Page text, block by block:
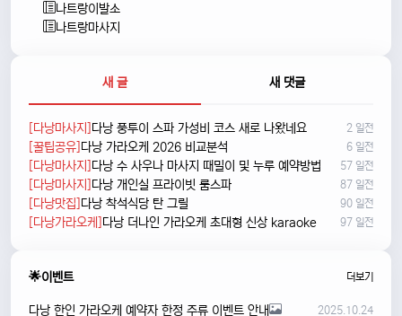
나트랑이발소
나트랑마사지
새 글 새 댓글
[다낭마사지]다낭 풍투이 스파 가성비 코스 새로 나왔네요 2 일전
[꿀팁공유]다낭 가라오케 2026 비교분석 6 일전
[다낭마사지]다낭 수 사우나 마사지 때밀이 및 누루 예약방법 57 일전
[다낭마사지]다낭 개인실 프라이빗 룸스파 87 일전
[다낭맛집]다낭 착석식당 탄 그릴 90 일전
[다낭가라오케]다낭 더나인 가라오케 초대형 신상 karaoke 97 일전
🌟이벤트 더보기
다낭 한인 가라오케 예약자 한정 주류 이벤트 안내 2025.10.24